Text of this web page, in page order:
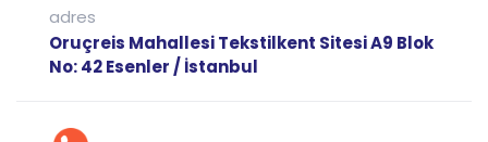
adres
Oruçreis Mahallesi Tekstilkent Sitesi A9 Blok
No: 42 Esenler / İstanbul